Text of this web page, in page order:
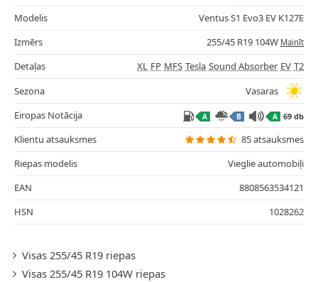
Modelis
Ventus S1 Evo3 EV K127E
Izmērs
255/45 R19 104W Mainīt
Detaļas XL FP MFS Tesla Sound Absorber EV T2
Sezona
Vasaras
Eiropas Notācija
A B A 69 db
Klientu atsauksmes
85 atsauksmes
Riepas modelis
Vieglie automobiļi
EAN
8808563534121
HSN
1028262
Visas 255/45 R19 riepas
Visas 255/45 R19 104W riepas